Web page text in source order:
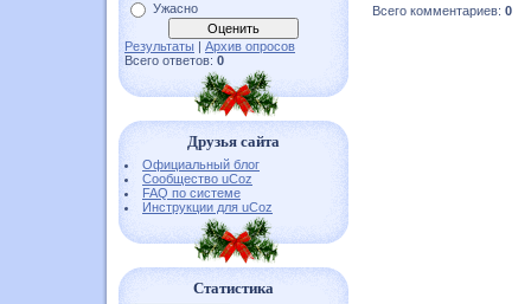
Ужасно
Результаты | Архив опросов
Всего ответов: 0
Друзья сайта
Официальный блог
Сообщество uCoz
FAQ по системе
Инструкции для uCoz
Статистика
Всего комментариев: 0